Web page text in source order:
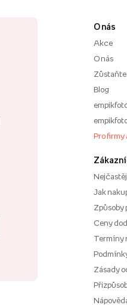
O nás
Akce
O nás
Zůstaňte
Blog
Pro
Jak
Způsoby
Ceny
Termíny
Zásady